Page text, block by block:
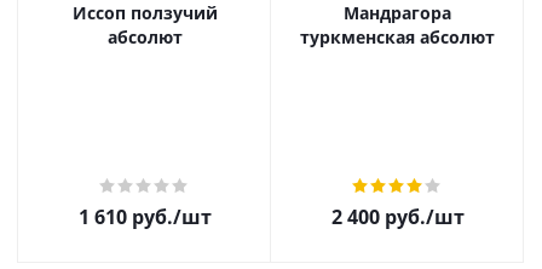
Иссоп ползучий
абсолют
1 610руб./шт
Мандрагора
туркменская абсолют
2 400руб./шт